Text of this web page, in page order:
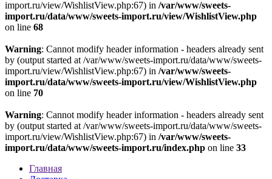
import.ru/view/WishlistView.php:67) in /var/www/sweets-
import.ru/data/www/sweets-import.ru/view/WishlistView.php
on line 68
Warning: Cannot modify header information - headers already sent
by (output started at /var/www/sweets-import.ru/data/www/sweets-
import.ru/view/WishlistView.php:67) in /var/www/sweets-
import.ru/data/www/sweets-import.ru/view/WishlistView.php
on line 70
Warning: Cannot modify header information - headers already sent
by (output started at /var/www/sweets-import.ru/data/www/sweets-
import.ru/view/WishlistView.php:67) in /var/www/sweets-
import.ru/data/www/sweets-import.ru/index.php on line 33
Главная